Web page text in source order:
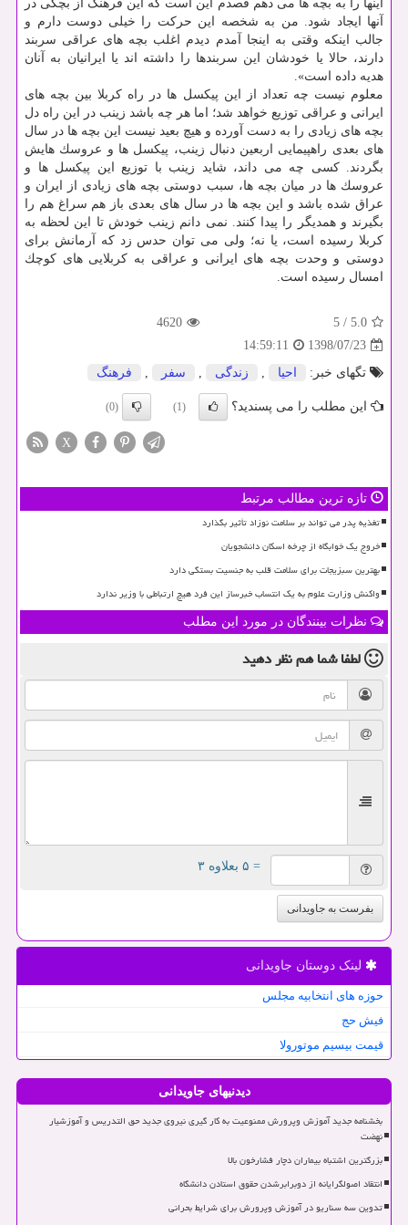
اینها را به بچه ها می دهم قصدم این است كه این فرهنگ از بچگی در
آنها ایجاد شود. من به شخصه این حركت را خیلی دوست دارم و
جالب اینكه وقتی به اینجا آمدم دیدم اغلب بچه های عراقی سربند
دارند، حالا یا خودشان این سربندها را داشته اند یا ایرانیان به آنان
هدیه داده است».
معلوم نیست چه تعداد از این پیكسل ها در راه كربلا بین بچه های
ایرانی و عراقی توزیع خواهد شد؛ اما هر چه باشد زینب در این راه دل
بچه های زیادی را به دست آورده و هیچ بعید نیست این بچه ها در سال
های بعدی راهپیمایی اربعین دنبال زینب، پیكسل ها و عروسك هایش
بگردند. كسی چه می داند، شاید زینب با توزیع این پیكسل ها و
عروسك ها در میان بچه ها، سبب دوستی بچه های زیادی از ایران و
عراق شده باشد و این بچه ها در سال های بعدی باز هم سراغ هم را
بگیرند و همدیگر را پیدا كنند. نمی دانم زینب خودش تا این لحظه به
كربلا رسیده است، یا نه؛ ولی می توان حدس زد كه آرمانش برای
دوستی و وحدت بچه های ایرانی و عراقی به كربلایی های كوچك
امسال رسیده است.
5.0
/
5
4620
1398/07/23
14:59:11
تگهای خبر:
احیا , زندگی , سفر , فرهنگ
این مطلب را می پسندید؟ (1)
(0)
X
تازه ترین مطالب مرتبط
تغذیه پدر می تواند بر سلامت نوزاد تأثیر بگذارد
خروج یک خوابگاه از چرخه اسکان دانشجویان
بهترین سبزیجات برای سلامت قلب به جنسیت بستگی دارد
واکنش وزارت علوم به یک انتساب خبرساز این فرد هیچ ارتباطی با وزیر ندارد
نظرات بینندگان در مورد این مطلب
لطفا شما همنظر دهید
= ۵ بعلاوه ۳
بفرست به جاویدانی
لینک دوستان جاویدانی
حوزه های انتخابیه مجلس
فیش حج
قیمت بیسیم موتورولا
دیدنیهای جاویدانی
بخشنامه جدید آموزش وپرورش ممنوعیت به کار گیری نیروی جدید حق التدریس و آموزشیار
نهضت
بزرگترین اشتباه بیماران دچار فشارخون بالا
انتقاد اصولگرایانه از دوبرابرشدن حقوق استادن دانشگاه
تدوین سه سناریو در آموزش وپرورش برای شرایط بحرانی